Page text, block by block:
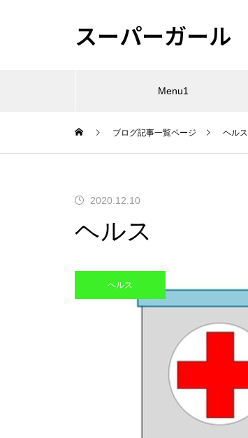
スーパーガール
Menu1
ブログ記事一覧ページ ヘルス
2020.12.10
ヘルス
ヘルス